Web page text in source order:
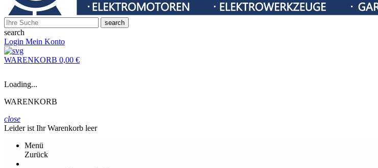
search
search
Login Mein Konto
WARENKORB 0,00 €
Loading...
WARENKORB
close
Leider ist Ihr Warenkorb leer
Menü
Zurück